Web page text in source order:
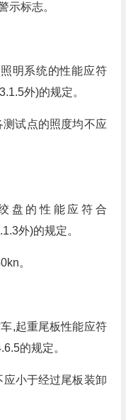
示标志。
明系统的性能应符
外)的规定。
试点的照度均不应
盘的性能应符合
外)的规定。
。
,起重尾板性能应符
的规定。
小于经过尾板装卸